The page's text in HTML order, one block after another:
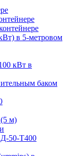
в 5-метровом
кВт в
баком
м)
50-Т400